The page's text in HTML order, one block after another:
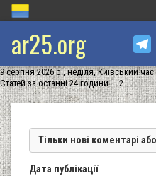
ar25.org
9 серпня 2026 р., неділя, Київський час
Статей за останні 24 години — 2
Тільки нові коментарі
Дата публікації